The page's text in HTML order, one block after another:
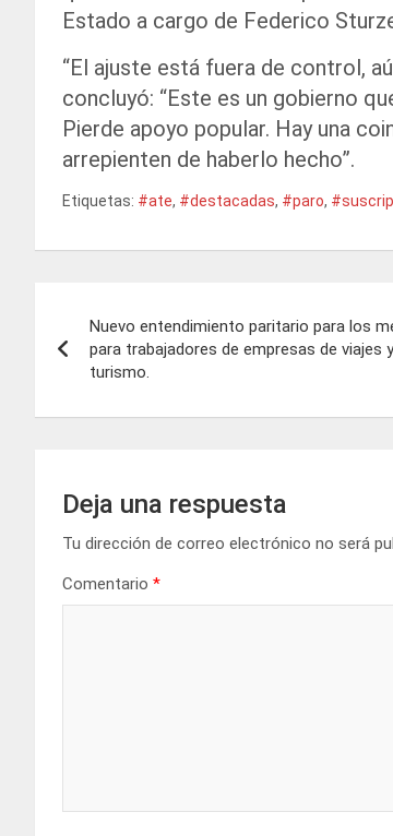
Estado a cargo de Federico
“El ajuste está fuera de control,
concluyó: “Este es un gobierno
Pierde apoyo popular. Hay una
arrepienten de haberlo hecho”.
Etiquetas: #ate, #destacadas, #paro,
de
Nuevo entendimiento paritario para los
para trabajadores de empresas de viajes y
turismo.
Deja una respuesta
Tu dirección de correo electrónico no será
Comentario *